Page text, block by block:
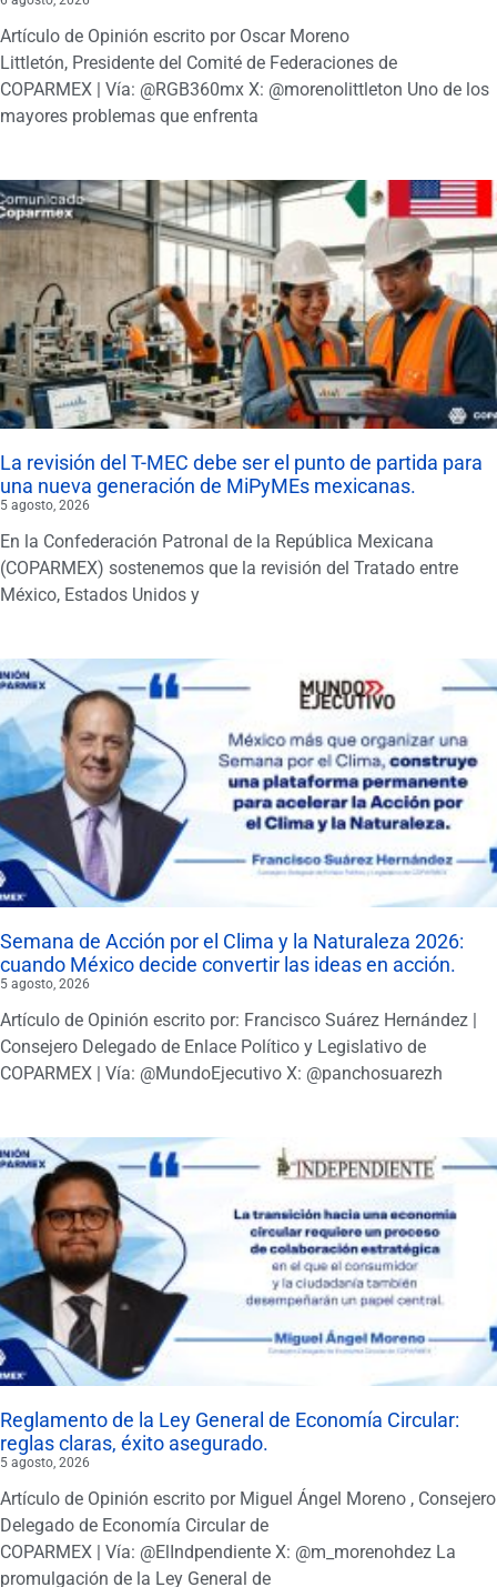
Artículo de Opinión escrito por Oscar Moreno
Littletón, Presidente del Comité de Federaciones de
COPARMEX | Vía: @RGB360mx X: @morenolittleton Uno de los
mayores problemas que enfrenta
La revisión del T-MEC debe ser el punto de partida para
una nueva generación de MiPyMEs mexicanas.
5 agosto, 2026
En la Confederación Patronal de la República Mexicana
(COPARMEX) sostenemos que la revisión del Tratado entre
México, Estados Unidos y
Semana de Acción por el Clima y la Naturaleza 2026:
cuando México decide convertir las ideas en acción.
5 agosto, 2026
Artículo de Opinión escrito por: Francisco Suárez Hernández |
Consejero Delegado de Enlace Político y Legislativo de
COPARMEX | Vía: @MundoEjecutivo X: @panchosuarezh
Reglamento de la Ley General de Economía Circular:
reglas claras, éxito asegurado.
5 agosto, 2026
Artículo de Opinión escrito por Miguel Ángel Moreno , Consejero
Delegado de Economía Circular de
COPARMEX | Vía: @ElIndpendiente X: @m_morenohdez La
promulgación de la Ley General de